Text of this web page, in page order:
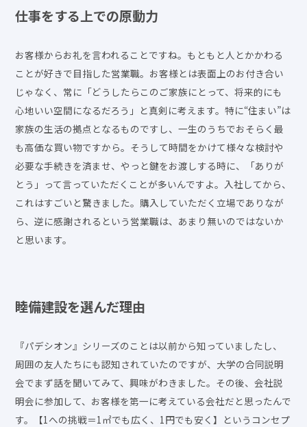
仕事をする上での原動力
お客様からお礼を言われることですね。もともと人とかかわる
ことが好きで目指した営業職。お客様とは表面上のお付き合い
じゃなく、常に「どうしたらこのご家族にとって、将来的にも
心地いい空間になるだろう」と真剣に考えます。特に“住まい”は
家族の生活の拠点となるものですし、一生のうちでおそらく最
も高価な買い物ですから。そうして時間をかけて様々な検討や
必要な手続きを済ませ、やっと鍵をお渡しする時に、「ありが
とう」って言っていただくことが多いんですよ。入社してから、
これはすごいと驚きました。購入していただく立場でありなが
ら、逆に感謝されるという営業職は、あまり無いのではないか
と思います。
睦備建設を選んだ理由
『パデシオン』シリーズのことは以前から知っていましたし、
周囲の友人たちにも認知されていたのですが、大学の合同説明
会でまず話を聞いてみて、興味がわきました。その後、会社説
明会に参加して、お客様を第一に考えている会社だと思ったんで
す。【1への挑戦＝1㎡でも広く、1円でも安く】というコンセプ